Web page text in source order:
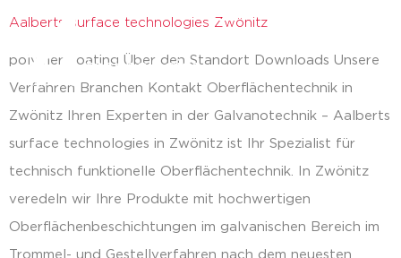
Aalberts surface technologies Zwönitz
polymer coating Über den Standort Downloads Unsere
Verfahren Branchen Kontakt Oberflächentechnik in
Zwönitz Ihren Experten in der Galvanotechnik – Aalberts
surface technologies in Zwönitz ist Ihr Spezialist für
technisch funktionelle Oberflächentechnik. In Zwönitz
veredeln wir Ihre Produkte mit hochwertigen
Oberflächenbeschichtungen im galvanischen Bereich im
Trommel- und Gestellverfahren nach dem neuesten